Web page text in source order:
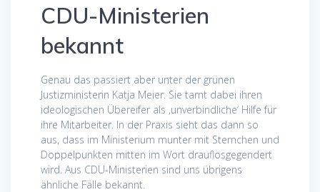
CDU-Ministerien
bekannt
Genau das passiert aber unter der grünen
Justizministerin Katja Meier. Sie tarnt dabei ihren
ideologischen Übereifer als ‚unverbindliche‘ Hilfe für
ihre Mitarbeiter. In der Praxis sieht das dann so
aus, dass im Ministerium munter mit Sternchen und
Doppelpunkten mitten im Wort drauflosgegendert
wird. Aus CDU-Ministerien sind uns übrigens
ähnliche Fälle bekannt.